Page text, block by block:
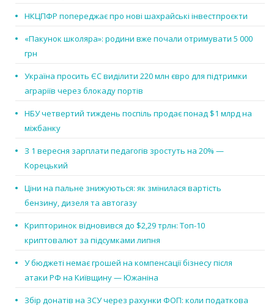
НКЦПФР попереджає про нові шахрайські інвестпроєкти
«Пакунок школяра»: родини вже почали отримувати 5 000
грн
Україна просить ЄС виділити 220 млн євро для підтримки
аграріїв через блокаду портів
НБУ четвертий тиждень поспіль продає понад $1 млрд на
міжбанку
З 1 вересня зарплати педагогів зростуть на 20% —
Корецький
Ціни на пальне знижуються: як змінилася вартість
бензину, дизеля та автогазу
Крипторинок відновився до $2,29 трлн: Топ-10
криптовалют за підсумками липня
У бюджеті немає грошей на компенсації бізнесу після
атаки РФ на Київщину — Южаніна
Збір донатів на ЗСУ через рахунки ФОП: коли податкова